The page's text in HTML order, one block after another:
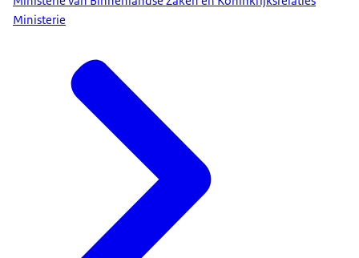
Ministerie